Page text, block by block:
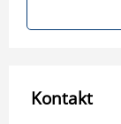
Kontakt